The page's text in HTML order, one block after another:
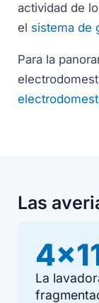
actividad de
el sistema de
Para la
Las
La